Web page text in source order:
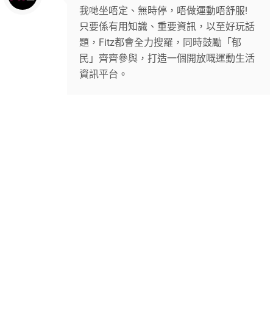
我哋坐唔定、無時停，唔做運動唔舒服!
只要係有用知識、重要資訊，以至好玩話
題，Fitz都會全力搜羅，同時鼓勵「郁
民」齊齊參與，打造一個開放嘅運動生活
資訊平台。